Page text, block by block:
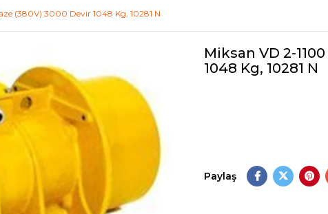
(380V) 3000 Devir 1048 Kg, 10281 N
Miksan VD 2-
1048 Kg, 10281 N
Paylaş